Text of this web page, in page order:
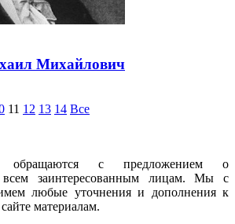
Михайлович
11 12 13 14 Все
обращаются с предложением о
всем заинтересованным лицам. Мы с
любые уточнения и дополнения к
материалам.